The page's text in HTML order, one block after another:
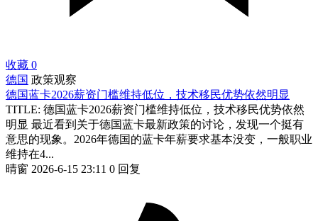
收藏 0
德国 政策观察
德国蓝卡2026薪资门槛维持低位，技术移民优势依然明显
TITLE: 德国蓝卡2026薪资门槛维持低位，技术移民优势依然
明显 最近看到关于德国蓝卡最新政策的讨论，发现一个挺有
意思的现象。2026年德国的蓝卡年薪要求基本没变，一般职业
维持在4...
晴窗 2026-6-15 23:11 0 回复